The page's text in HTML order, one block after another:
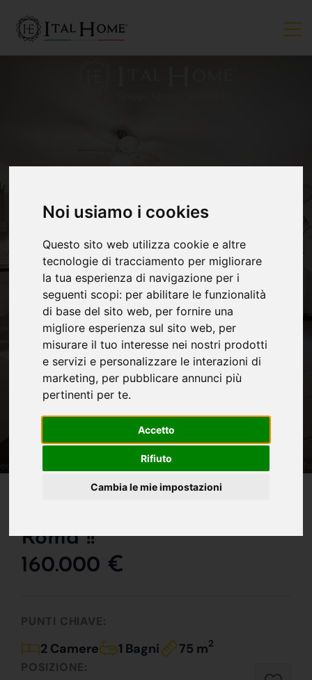
Noi usiamo i cookies
Questo sito web utilizza cookie e altre
tecnologie di tracciamento per migliorare
la tua esperienza di navigazione per i
seguenti scopi: per abilitare le funzionalità
di base del sito web, per fornire una
migliore esperienza sul sito web, per
misurare il tuo interesse nei nostri prodotti
e servizi e personalizzare le interazioni di
marketing, per pubblicare annunci più
pertinenti per te.
Accetto
Rifiuto
Cambia le mie impostazioni
VENDUTO
Roma !!
160.000 €
PUNTI CHIAVE:
2 Camere 1 Bagni 75 m2
POSIZIONE: